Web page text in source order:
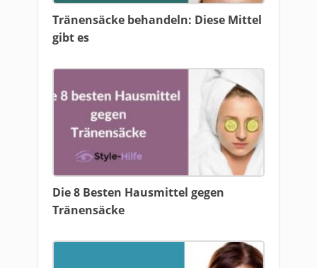
Tränensäcke behandeln: Diese Mittel
gibt es
Die 8 Besten Hausmittel gegen
Tränensäcke